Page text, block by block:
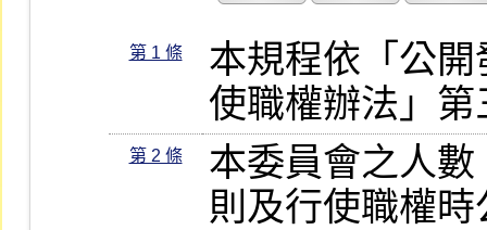
第 1 條
本規程依「公
使職權辦法」
第 2 條
本委員會之人
則及行使職權